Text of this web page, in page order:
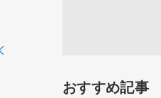
おすすめ記事